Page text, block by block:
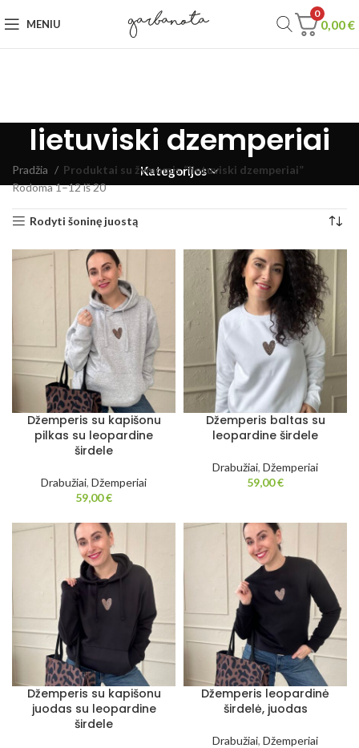
MENIU
0
0,00€
lietuviski dzemperiai
Kategorijos
Pradžia
Produktai su žymomis “lietuviski dzemperiai”
Rodoma 1–12 iš 20
Rodyti šoninę juostą
Džemperis su kapišonu
pilkas su leopardine
širdele
Drabužiai, Džemperiai
59,00€
Džemperis baltas su
leopardine širdele
Drabužiai, Džemperiai
59,00€
Džemperis su kapišonu
juodas su leopardine
širdele
Džemperis leopardinė
širdelė, juodas
Drabužiai, Džemperiai